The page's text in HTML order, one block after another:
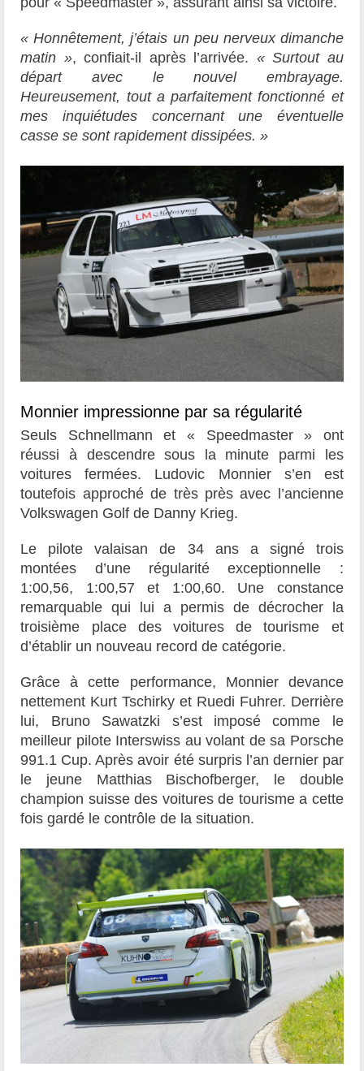
« Honnêtement, j’étais un peu nerveux dimanche
matin », confiait-il après l’arrivée. « Surtout au
départ avec le nouvel embrayage.
Heureusement, tout a parfaitement fonctionné et
mes inquiétudes concernant une éventuelle
casse se sont rapidement dissipées. »
Monnier impressionne par sa régularité
Seuls Schnellmann et « Speedmaster » ont
réussi à descendre sous la minute parmi les
voitures fermées. Ludovic Monnier s’en est
toutefois approché de très près avec l’ancienne
Volkswagen Golf de Danny Krieg.
Le pilote valaisan de 34 ans a signé trois
montées d’une régularité exceptionnelle :
1:00,56, 1:00,57 et 1:00,60. Une constance
remarquable qui lui a permis de décrocher la
troisième place des voitures de tourisme et
d’établir un nouveau record de catégorie.
Grâce à cette performance, Monnier devance
nettement Kurt Tschirky et Ruedi Fuhrer. Derrière
lui, Bruno Sawatzki s’est imposé comme le
meilleur pilote Interswiss au volant de sa Porsche
991.1 Cup. Après avoir été surpris l’an dernier par
le jeune Matthias Bischofberger, le double
champion suisse des voitures de tourisme a cette
fois gardé le contrôle de la situation.